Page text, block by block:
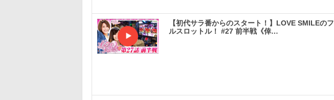
【初代サラ番からのスタート！】LOVE SMILEのフ
ルスロットル！ #27 前半戦《倖…